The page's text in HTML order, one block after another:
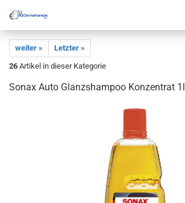
weiter »
Letzter »
26 Artikel in dieser Kategorie
Sonax Auto Glanzshampoo Konzentrat 1l